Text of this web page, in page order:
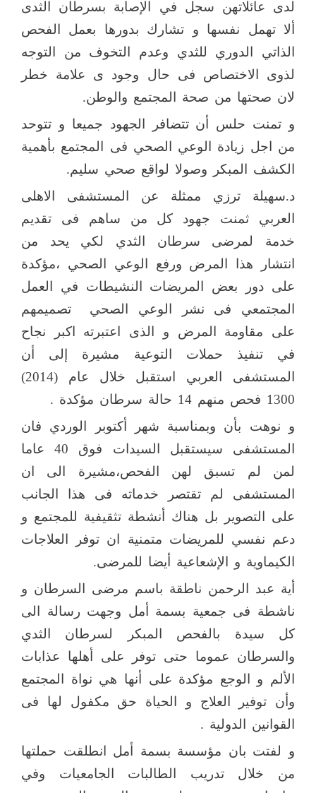
لدى عائلاتهن سجل في الإصابة بسرطان الثدى
ألا تهمل نفسها و تشارك بدورها بعمل الفحص
الذاتي الدوري للثدي وعدم التخوف من التوجه
لذوى الاختصاص فى حال وجود ى علامة خطر
لان صحتها من صحة المجتمع والوطن.
و تمنت حلس أن تتضافر الجهود جميعا و تتوحد
من اجل زيادة الوعي الصحي فى المجتمع بأهمية
الكشف المبكر وصولا لواقع صحي سليم.
د.سهيلة ترزي ممثلة عن المستشفى الاهلى
العربي ثمنت جهود كل من ساهم فى تقديم
خدمة لمرضى سرطان الثدي لكي يحد من
انتشار هذا المرض ورفع الوعي الصحي ،مؤكدة
على دور بعض المريضات النشيطات في العمل
المجتمعي فى نشر الوعي الصحي
تصميمهم
على مقاومة المرض و الذى اعتبرته اكبر نجاح
في تنفيذ حملات التوعية مشيرة إلى أن
المستشفى العربي استقبل خلال عام (2014)
1300 فحص منهم 14 حالة سرطان مؤكدة .
و نوهت بأن وبمناسبة شهر أكتوبر الوردي فان
المستشفى سيستقبل السيدات فوق 40 عاما
لمن لم تسبق لهن الفحص،مشيرة الى ان
المستشفى لم تقتصر خدماته فى هذا الجانب
على التصوير بل هناك أنشطة تثقيفية للمجتمع و
دعم نفسي للمريضات متمنية ان توفر العلاجات
الكيماوية و الإشعاعية أيضا للمرضى.
أية عبد الرحمن ناطقة باسم مرضى السرطان و
ناشطة فى جمعية بسمة أمل وجهت رسالة الى
كل سيدة بالفحص المبكر لسرطان الثدي
والسرطان عموما حتى توفر على أهلها عذابات
الألم و الوجع مؤكدة على أنها هي نواة المجتمع
وأن توفير العلاج و الحياة حق مكفول لها فى
القوانين الدولية .
و لفتت بان مؤسسة بسمة أمل انطلقت حملتها
من خلال تدريب الطالبات الجامعيات وفي